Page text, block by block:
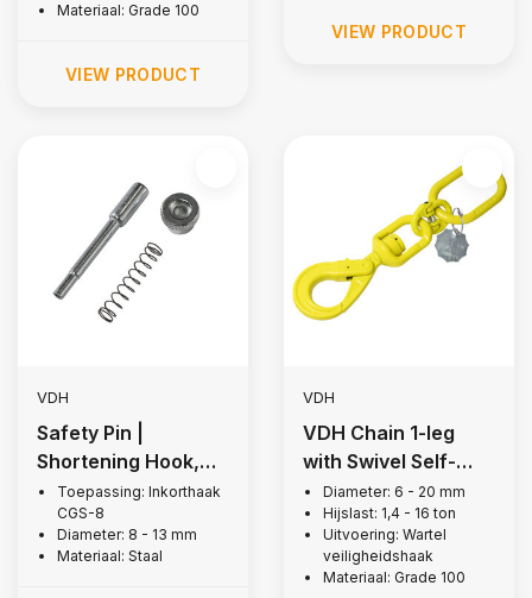
Materiaal: Grade 100
VIEW PRODUCT
VIEW PRODUCT
VDH
Safety Pin |
Shortening Hook,
Grade 80
Toepassing: Inkorthaak
CGS-8
Diameter: 8 - 13 mm
Materiaal: Staal
VDH
VDH Chain 1-leg
with Swivel Self-
locking hook, Grade
100
Diameter: 6 - 20 mm
Hijslast: 1,4 - 16 ton
Uitvoering: Wartel
veiligheidshaak
Materiaal: Grade 100